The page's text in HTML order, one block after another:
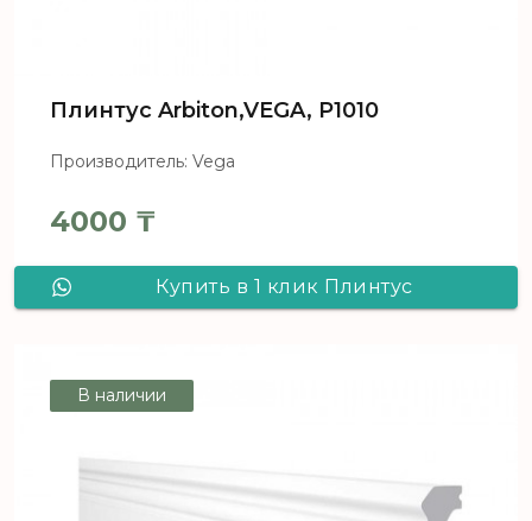
Плинтус Arbiton,VEGA, Р1010
Производитель: Vega
4000 ₸
Купить в 1 клик Плинтус
В наличии